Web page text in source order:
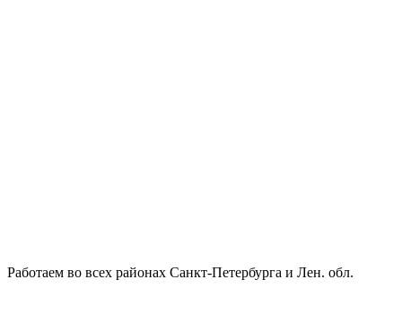
Работаем во всех районах Санкт-Петербурга и Лен. обл.